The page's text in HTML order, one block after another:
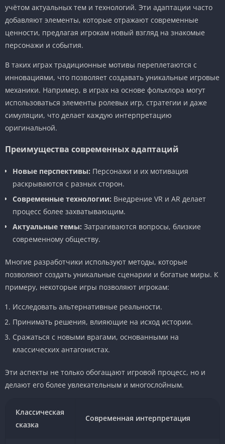
учётом актуальных тем и технологий. Эти адаптации часто
добавляют элементы, которые отражают современные
ценности, предлагая игрокам новый взгляд на знакомые
персонажи и события.
В таких играх традиционные мотивы переплетаются с
инновациями, что позволяет создавать уникальные игровые
механики. Например, в играх на основе фольклора могут
использоваться элементы ролевых игр, стратегии и даже
симуляции, что делает каждую интерпретацию
оригинальной.
Преимущества современных адаптаций
Новые перспективы: Персонажи и их мотивация
раскрываются с разных сторон.
Современные технологии: Внедрение VR и AR делает
процесс более захватывающим.
Актуальные темы: Затрагиваются вопросы, близкие
современному обществу.
Многие разработчики используют методы, которые
позволяют создать уникальные сценарии и богатые миры. К
примеру, некоторые игры позволяют игрокам:
Исследовать альтернативные реальности.
Принимать решения, влияющие на исход истории.
Сражаться с новыми врагами, основанными на
классических антагонистах.
Эти аспекты не только обогащают игровой процесс, но и
делают его более увлекательным и многослойным.
Классическая
сказка
Современная интерпретация